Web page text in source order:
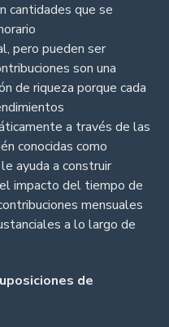
cantidades que se
pero pueden ser
son una
de riqueza porque cada
a través de las
conocidas como
ayuda a construir
impacto del tiempo de
mensuales
a lo largo de
de